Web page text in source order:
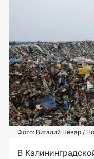
Фото: Виталий Невар /
В